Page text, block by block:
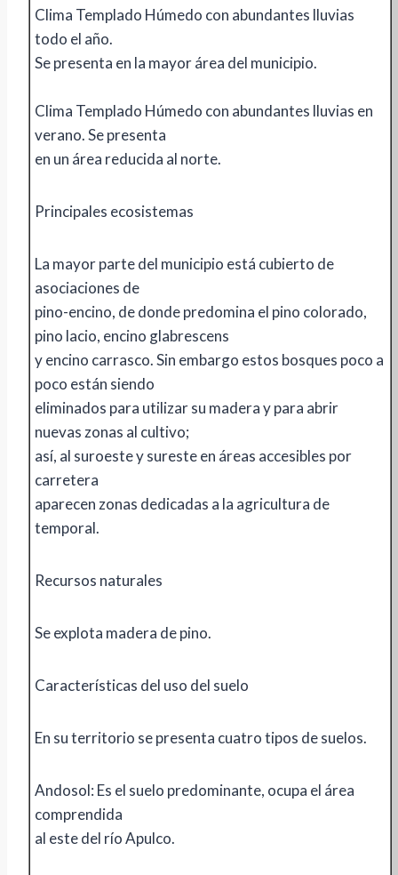
Clima Templado Húmedo con abundantes lluvias
todo el año.
Se presenta en la mayor área del municipio.
Clima Templado Húmedo con abundantes lluvias en
verano. Se presenta
en un área reducida al norte.
Principales ecosistemas
La mayor parte del municipio está cubierto de
asociaciones de
pino-encino, de donde predomina el pino colorado,
pino lacio, encino glabrescens
y encino carrasco. Sin embargo estos bosques poco a
poco están siendo
eliminados para utilizar su madera y para abrir
nuevas zonas al cultivo;
así, al suroeste y sureste en áreas accesibles por
carretera
aparecen zonas dedicadas a la agricultura de
temporal.
Recursos naturales
Se explota madera de pino.
Características del uso del suelo
En su territorio se presenta cuatro tipos de suelos.
Andosol: Es el suelo predominante, ocupa el área
comprendida
al este del río Apulco.